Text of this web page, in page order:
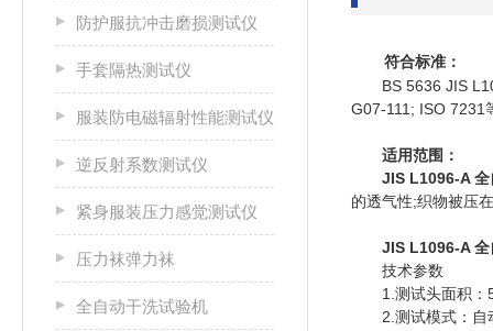
防护服抗冲击磨损测试仪
手套隔热测试仪
服装防电磁辐射性能测试仪
逆反射系数测试仪
紧身服装压力感觉测试仪
压力袜弹力袜
全自动干洗试验机
符合标准：
BS 5636 JIS
G07-111; ISO 7231
适用范围：
JIS L1096-A 全
的透气性;织物被压
JIS L1096-A 全
技术参数
1.测试头面积：
2.测试模式：自